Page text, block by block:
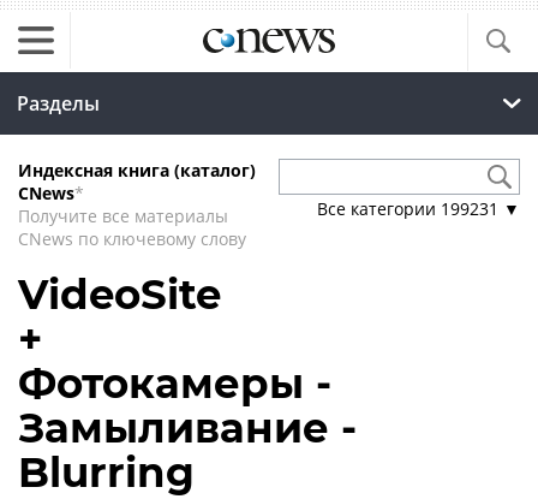
Разделы
Индексная книга (каталог)
CNews*
Получите все материалы
CNews по ключевому слову
Все категории 199231 ▼
VideoSite
+
Фотокамеры -
Замыливание -
Blurring